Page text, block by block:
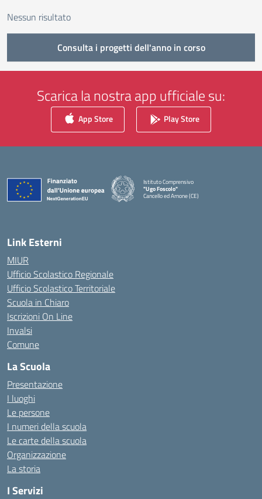
Nessun risultato
Consulta i progetti dell'anno in corso
Scarica la nostra app ufficiale su:
App Store Play Store
Istituto Comprensivo
"Ugo Foscolo"
Cancello ed Arnone (CE)
Link Esterni
MIUR
Ufficio Scolastico Regionale
Ufficio Scolastico Territoriale
Scuola in Chiaro
Iscrizioni On Line
Invalsi
Comune
La Scuola
Presentazione
I luoghi
Le persone
I numeri della scuola
Le carte della scuola
Organizzazione
La storia
I Servizi